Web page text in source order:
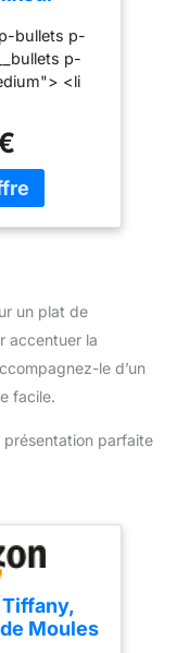
durables
fouets et
en
pour
fiables
et facile
et bouton
rapide des
Compact et
un usage
doté
ce
Aérée, 5
Turbo,
des
Clip
bullets p-
p-
<li
W</li>
vitesses
li> <li
un plat de
accentuer la
le d’un
facile.
présentation parfaite
Moules